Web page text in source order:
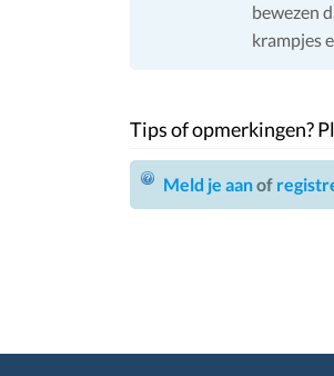
bewezen
krampjes
Tips of opmerkingen?
Meld je aanof